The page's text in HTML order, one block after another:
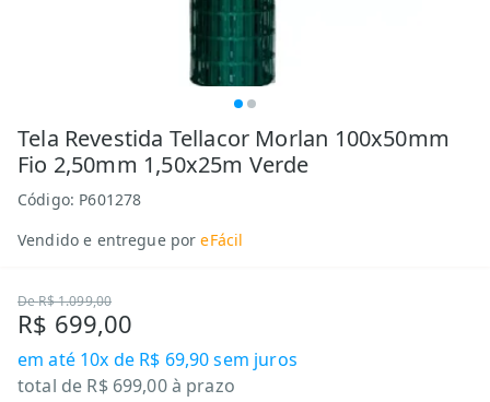
Tela Revestida Tellacor Morlan 100x50mm
Fio 2,50mm 1,50x25m Verde
Código: P601278
Vendido e entregue por eFácil
DeR$ 1.099,00
R$ 699,00
em até 10x de R$ 69,90sem juros
total de R$ 699,00à prazo